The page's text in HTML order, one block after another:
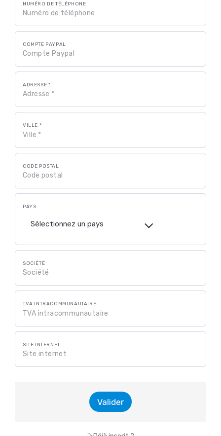
NUMÉRO DE TÉLÉPHONE
COMPTE PAYPAL
ADRESSE *
VILLE *
CODE POSTAL
PAYS
Sélectionnez un pays
SOCIÉTÉ
TVA INTRACOMMUNAUTAIRE
SITE INTERNET
Valider